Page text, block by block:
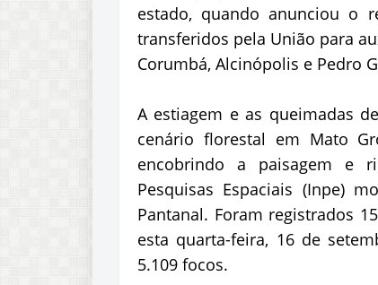
estado, quando anunciou o
transferidos pela União para
Corumbá, Alcinópolis e Pedro
A estiagem e as queimadas
cenário florestal em Mato
encobrindo a paisagem e
Pesquisas Espaciais (Inpe)
Pantanal. Foram registrados
esta quarta-feira, 16 de
5.109 focos.